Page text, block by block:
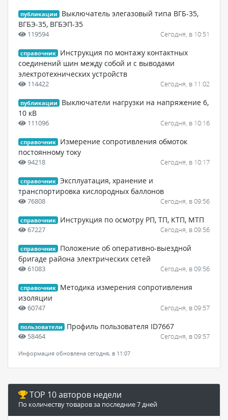
публикации
Выключатель элегазовый типа ВГБ-35,
ВГБЭ-35, ВГБЭП-35
119594 Сегодня, в 10:51
справочник
Инструкция по монтажу контактных
соединений шин между собой и с выводами
электротехнических устройств
114422 Сегодня, в 11:02
публикации
Выключатели нагрузки на напряжение 6,
10 кВ
111096 Сегодня, в 10:16
справочник
Измерение сопротивления обмоток
постоянному току
94218 Сегодня, в 10:17
справочник Эксплуатация, хранение и
транспортировка кислородных баллонов
76808 Сегодня, в 09:56
справочник Инструкция по осмотру РП, ТП, КТП, МТП
67227 Сегодня, в 09:56
справочник
Положение об оперативно-выездной
бригаде района электрических сетей
61083 Сегодня, в 09:56
справочник
Методика измерения сопротивления
изоляции
60747 Сегодня, в 09:57
пользователи Профиль пользователя ID7667
58464 Сегодня, в 09:57
Информация обновлена сегодня, в 11:07
TOP 10 авторов недели
По количеству товаров за последние 7 дней